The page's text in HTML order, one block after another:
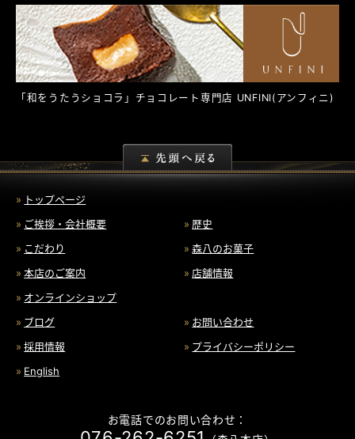
「和をうたうショコラ」チョコレート専門店 UNFINI(アンフィニ)
トップページ
ご挨拶・会社概要
歴史
こだわり
森八のお菓子
本店のご案内
店舗情報
オンラインショップ
ブログ
お問い合わせ
採用情報
プライバシーポリシー
English
お電話でのお問い合わせ：